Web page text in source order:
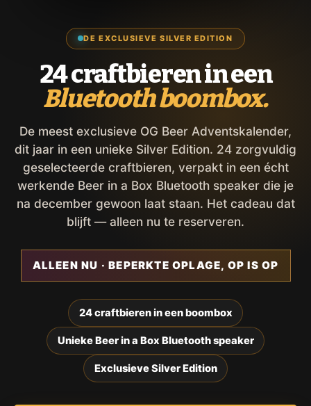
DE EXCLUSIEVE SILVER EDITION
24 craftbieren in een
Bluetooth boombox.
De meest exclusieve OG Beer Adventskalender,
dit jaar in een unieke Silver Edition. 24 zorgvuldig
geselecteerde craftbieren, verpakt in een écht
werkende Beer in a Box Bluetooth speaker die je
na december gewoon laat staan. Het cadeau dat
blijft — alleen nu te reserveren.
ALLEEN NU · BEPERKTE OPLAGE, OP IS OP
24 craftbieren in een boombox
Unieke Beer in a Box Bluetooth speaker
Exclusieve Silver Edition